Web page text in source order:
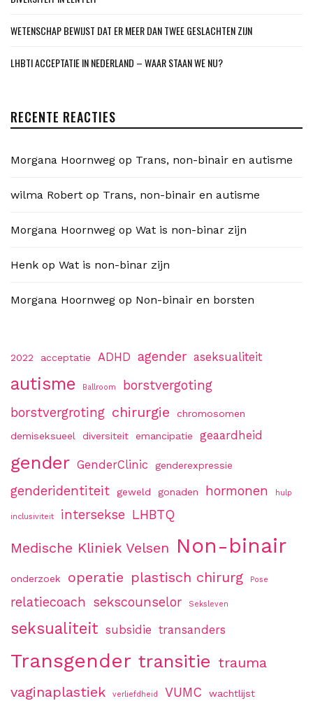
WETENSCHAP BEWIJST DAT ER MEER DAN TWEE GESLACHTEN ZIJN
LHBTI ACCEPTATIE IN NEDERLAND – WAAR STAAN WE NU?
RECENTE REACTIES
Morgana Hoornweg op Trans, non-binair en autisme
wilma Robert op Trans, non-binair en autisme
Morgana Hoornweg op Wat is non-binar zijn
Henk op Wat is non-binar zijn
Morgana Hoornweg op Non-binair en borsten
2022 acceptatie ADHD agender aseksualiteit
autisme Ballroom
borstvergoting
borstvergroting chirurgie
chromosomen
demiseksueel
diversiteit emancipatie geaardheid
gender GenderClinic genderexpressie
genderidentiteit geweld gonaden hormonen hulp
inclusiviteit intersekse LHBTQ
Medische Kliniek Velsen Non-binair
onderzoek operatie plastisch chirurg Pose
relatiecoach sekscounselor Seksleven
seksualiteit subsidie transanders
Transgender transitie trauma
vaginaplastiek
verliefdheid VUMC wachtlijst